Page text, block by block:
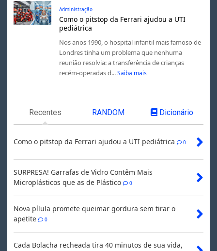
Administração
Como o pitstop da Ferrari ajudou a UTI
pediátrica
Nos anos 1990, o hospital infantil mais famoso de
Londres tinha um problema que nenhuma
reunião resolvia: a transferência de crianças
recém-operadas d... Saiba mais
Recentes RANDOM Dicionário
Como o pitstop da Ferrari ajudou a UTI pediátrica 0
SURPRESA! Garrafas de Vidro Contêm Mais
Microplásticos que as de Plástico
0
Nova pílula promete queimar gordura sem tirar o
apetite
0
Cada Bolacha recheada tira 40 minutos de sua vida,